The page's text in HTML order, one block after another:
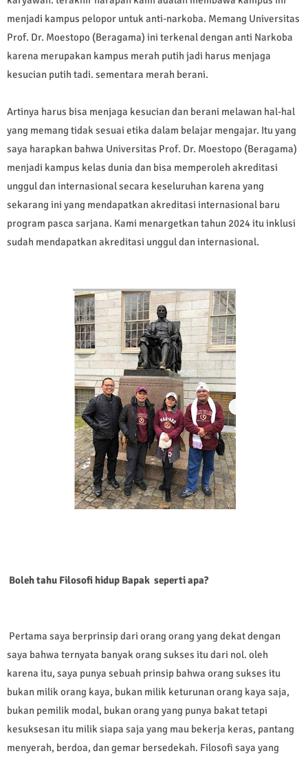
menjadi kampus pelopor untuk anti-narkoba. Memang Universitas
Prof. Dr. Moestopo (Beragama) ini terkenal dengan anti Narkoba
karena merupakan kampus merah putih jadi harus menjaga
kesucian putih tadi. sementara merah berani.
Artinya harus bisa menjaga kesucian dan berani melawan hal-hal
yang memang tidak sesuai etika dalam belajar mengajar. Itu yang
saya harapkan bahwa Universitas Prof. Dr. Moestopo (Beragama)
menjadi kampus kelas dunia dan bisa memperoleh akreditasi
unggul dan internasional secara keseluruhan karena yang
sekarang ini yang mendapatkan akreditasi internasional baru
program pasca sarjana. Kami menargetkan tahun 2024 itu inklusi
sudah mendapatkan akreditasi unggul dan internasional.
Boleh tahu Filosofi hidup Bapak seperti apa?
Pertama saya berprinsip dari orang orang yang dekat dengan
saya bahwa ternyata banyak orang sukses itu dari nol. oleh
karena itu, saya punya sebuah prinsip bahwa orang sukses itu
bukan milik orang kaya, bukan milik keturunan orang kaya saja,
bukan pemilik modal, bukan orang yang punya bakat tetapi
kesuksesan itu milik siapa saja yang mau bekerja keras, pantang
menyerah, berdoa, dan gemar bersedekah. Filosofi saya yang